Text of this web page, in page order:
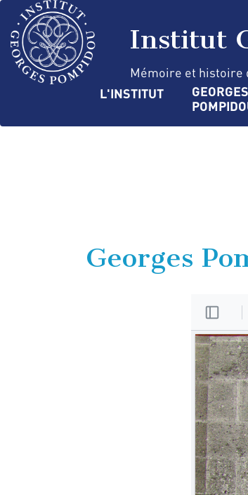
Aller
au
contenu
principal
Institut
Mémoire et histoire
Navigation
L'INSTITUT
GEORGES
Georges
Panneau de gestion des cookies